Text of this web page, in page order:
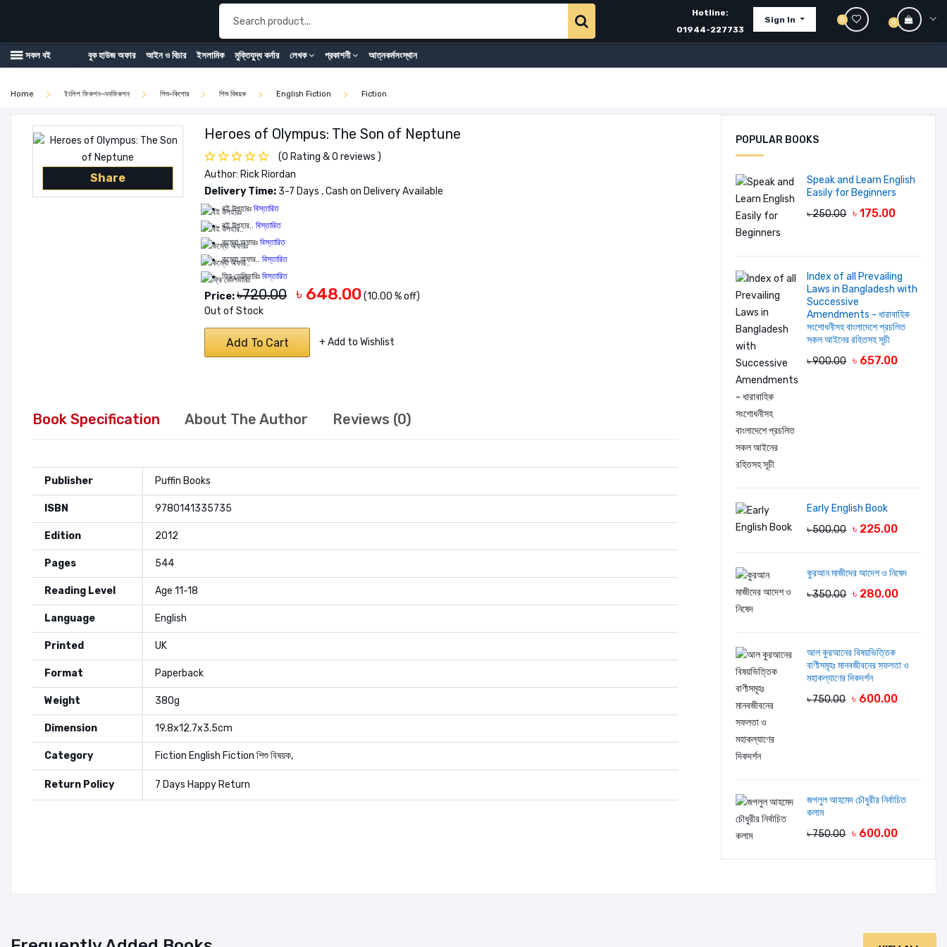
Hotline:
01944-227733
Sign In 0 0
সকল বই বুক হাউজ অফার আইন ও বিচার ইসলামিক মুক্তিযুদ্ধ কর্নার লেখক প্রকাশনী আত্নকর্মসংস্থান
Home ইংলিশ ফিকশন-ননফিকশন শিশু-কিশোর শিশু বিষয়ক English Fiction Fiction
Share
Heroes of Olympus: The Son of Neptune
(0 Rating & 0 reviews )
Author: Rick Riordan
Delivery Time: 3-7 Days , Cash on Delivery Available
বই উপহারঃবিস্তারিত
বই উপহার..বিস্তারিত
কম্বো অফারঃবিস্তারিত
কম্বো অফার..বিস্তারিত
ফ্রি ডেলিভারিঃবিস্তারিত
Price:৳720.00 ৳ 648.00(10.00 % off)
Out of Stock
Add To Cart + Add to Wishlist
Book Specification About The Author Reviews (0)
Publisher Puffin Books
ISBN 9780141335735
Edition 2012
Pages 544
Reading Level Age 11-18
Language English
Printed UK
Format Paperback
Weight 380g
Dimension 19.8x12.7x3.5cm
Category Fiction English Fiction শিশু বিষয়ক,
Return Policy 7 Days Happy Return
POPULAR BOOKS
Speak and Learn English
Easily for Beginners
৳ 250.00 ৳ 175.00
Index of all Prevailing
Laws in Bangladesh with
Successive
Amendments - ধারাবাহিক
সংশোধনীসহ বাংলাদেশে প্রচলিত
সকল আইনের রহিতসহ সূচী
৳ 900.00 ৳ 657.00
Early English Book
৳ 500.00 ৳ 225.00
কুরআন মাজীদের আদেশ ও নিষেদ
৳ 350.00 ৳ 280.00
আল কুরআনের বিষয়ভিত্তিক
বাণীসমূহঃ মানবজীবনের সফলতা ও
মহাকল্যাণের দিকদর্শন
৳ 750.00 ৳ 600.00
জগলুল আহমেদ চৌধুরীর নির্বাচিত
কলাম
৳ 750.00 ৳ 600.00